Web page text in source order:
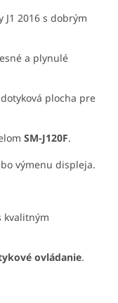
J1 2016 s dobrým
a plynulé
plocha pre
SM-J120F.
výmenu displeja.
kvalitným
ovládanie.